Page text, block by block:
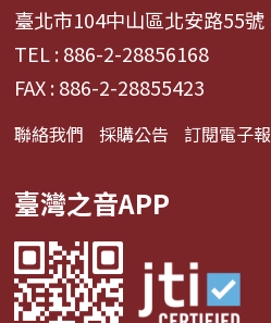
臺北市104中山區北安路55號
TEL : 886-2-28856168
FAX : 886-2-28855423
聯絡我們 採購公告 訂閱電子報
臺灣之音APP